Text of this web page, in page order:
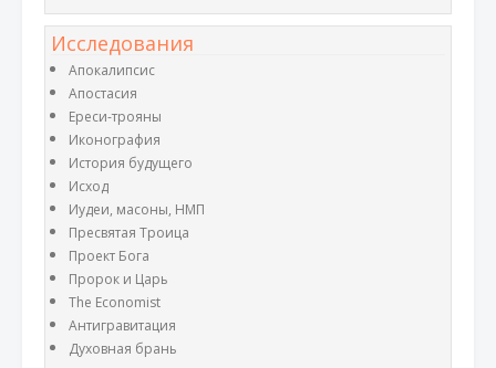
Исследования
Апокалипсис
Апостасия
Ереси-трояны
Иконография
История будущего
Исход
Иудеи, масоны, НМП
Пресвятая Троица
Проект Бога
Пророк и Царь
The Economist
Антигравитация
Духовная брань